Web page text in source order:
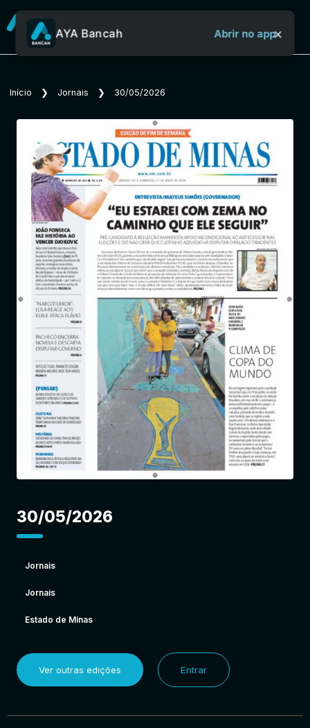
Sobre o Aya Bancah
Início
Revistas
Jornais
Notícias
Entrar
AYA Bancah Abrir no app×
Início ❯ Jornais ❯ 30/05/2026
30/05/2026
Jornais
Jornais
Estado de Minas
Ver outras edições Entrar